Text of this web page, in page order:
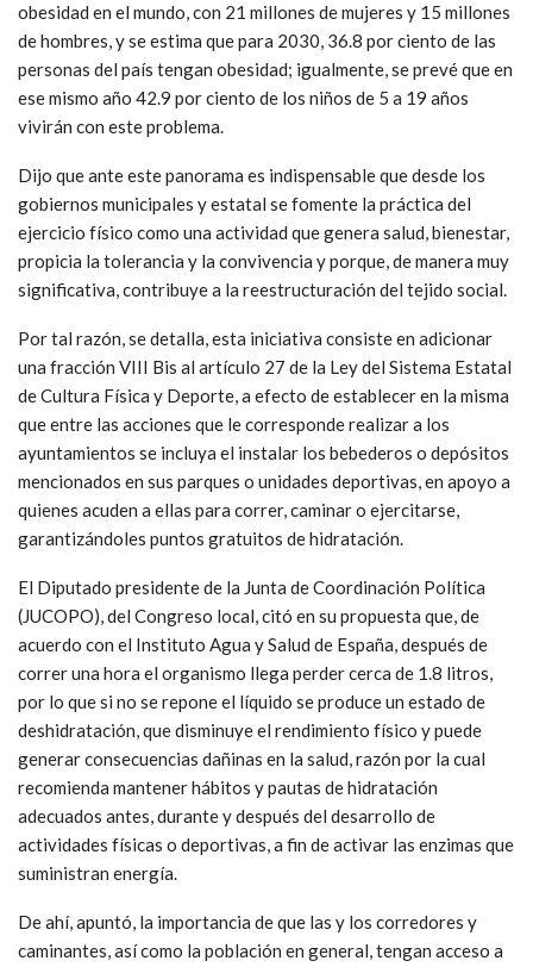
obesidad en el mundo, con 21 millones de mujeres y 15 millones
de hombres, y se estima que para 2030, 36.8 por ciento de las
personas del país tengan obesidad; igualmente, se prevé que en
ese mismo año 42.9 por ciento de los niños de 5 a 19 años
vivirán con este problema.
Dijo que ante este panorama es indispensable que desde los
gobiernos municipales y estatal se fomente la práctica del
ejercicio físico como una actividad que genera salud, bienestar,
propicia la tolerancia y la convivencia y porque, de manera muy
significativa, contribuye a la reestructuración del tejido social.
Por tal razón, se detalla, esta iniciativa consiste en adicionar
una fracción VIII Bis al artículo 27 de la Ley del Sistema Estatal
de Cultura Física y Deporte, a efecto de establecer en la misma
que entre las acciones que le corresponde realizar a los
ayuntamientos se incluya el instalar los bebederos o depósitos
mencionados en sus parques o unidades deportivas, en apoyo a
quienes acuden a ellas para correr, caminar o ejercitarse,
garantizándoles puntos gratuitos de hidratación.
El Diputado presidente de la Junta de Coordinación Política
(JUCOPO), del Congreso local, citó en su propuesta que, de
acuerdo con el Instituto Agua y Salud de España, después de
correr una hora el organismo llega perder cerca de 1.8 litros,
por lo que si no se repone el líquido se produce un estado de
deshidratación, que disminuye el rendimiento físico y puede
generar consecuencias dañinas en la salud, razón por la cual
recomienda mantener hábitos y pautas de hidratación
adecuados antes, durante y después del desarrollo de
actividades físicas o deportivas, a fin de activar las enzimas que
suministran energía.
De ahí, apuntó, la importancia de que las y los corredores y
caminantes, así como la población en general, tengan acceso a